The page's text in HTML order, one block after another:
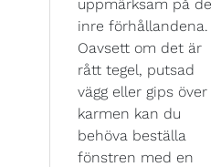
uppmärksam på de
inre förhållandena.
Oavsett om det är
rått tegel, putsad
vägg eller gips över
karmen kan du
behöva beställa
fönstren med en